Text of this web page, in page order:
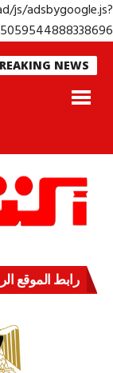
js/
BREAKING NEWS
جولة الرئيس
رابط الموقع